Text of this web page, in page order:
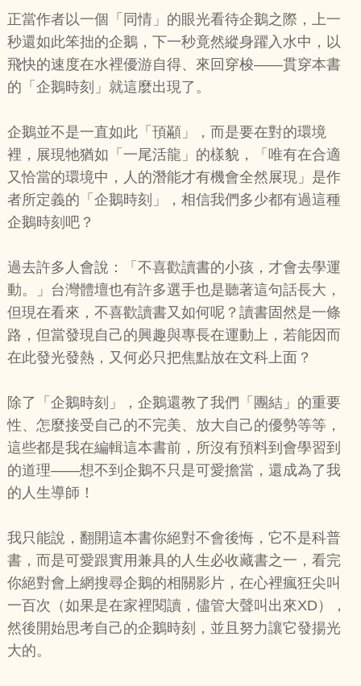
正當作者以一個「同情」的眼光看待企鵝之際，上一
秒還如此笨拙的企鵝，下一秒竟然縱身躍入水中，以
飛快的速度在水裡優游自得、來回穿梭——貫穿本書
的「企鵝時刻」就這麼出現了。
企鵝並不是一直如此「頇顢」，而是要在對的環境
裡，展現牠猶如「一尾活龍」的樣貌，「唯有在合適
又恰當的環境中，人的潛能才有機會全然展現」是作
者所定義的「企鵝時刻」，相信我們多少都有過這種
企鵝時刻吧？
過去許多人會說：「不喜歡讀書的小孩，才會去學運
動。」台灣體壇也有許多選手也是聽著這句話長大，
但現在看來，不喜歡讀書又如何呢？讀書固然是一條
路，但當發現自己的興趣與專長在運動上，若能因而
在此發光發熱，又何必只把焦點放在文科上面？
除了「企鵝時刻」，企鵝還教了我們「團結」的重要
性、怎麼接受自己的不完美、放大自己的優勢等等，
這些都是我在編輯這本書前，所沒有預料到會學習到
的道理——想不到企鵝不只是可愛擔當，還成為了我
的人生導師！
我只能說，翻開這本書你絕對不會後悔，它不是科普
書，而是可愛跟實用兼具的人生必收藏書之一，看完
你絕對會上網搜尋企鵝的相關影片，在心裡瘋狂尖叫
一百次（如果是在家裡閱讀，儘管大聲叫出來XD），
然後開始思考自己的企鵝時刻，並且努力讓它發揚光
大的。